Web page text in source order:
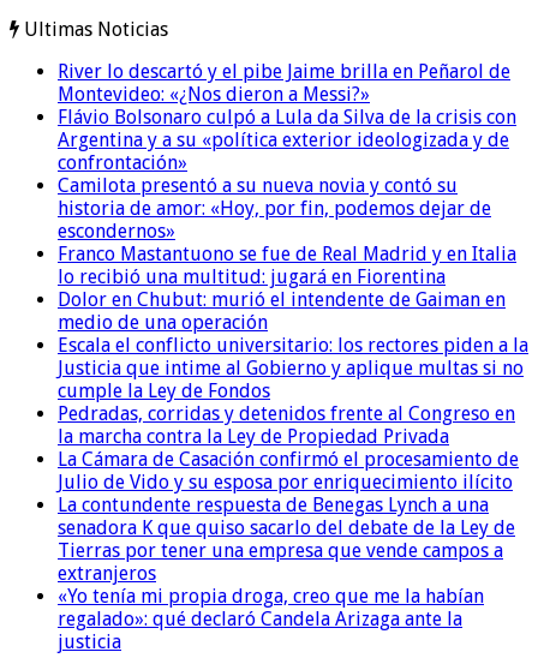
Ultimas Noticias
River lo descartó y el pibe Jaime brilla en Peñarol de
Montevideo: «¿Nos dieron a Messi?»
Flávio Bolsonaro culpó a Lula da Silva de la crisis con
Argentina y a su «política exterior ideologizada y de
confrontación»
Camilota presentó a su nueva novia y contó su
historia de amor: «Hoy, por fin, podemos dejar de
escondernos»
Franco Mastantuono se fue de Real Madrid y en Italia
lo recibió una multitud: jugará en Fiorentina
Dolor en Chubut: murió el intendente de Gaiman en
medio de una operación
Escala el conflicto universitario: los rectores piden a la
Justicia que intime al Gobierno y aplique multas si no
cumple la Ley de Fondos
Pedradas, corridas y detenidos frente al Congreso en
la marcha contra la Ley de Propiedad Privada
La Cámara de Casación confirmó el procesamiento de
Julio de Vido y su esposa por enriquecimiento ilícito
La contundente respuesta de Benegas Lynch a una
senadora K que quiso sacarlo del debate de la Ley de
Tierras por tener una empresa que vende campos a
extranjeros
«Yo tenía mi propia droga, creo que me la habían
regalado»: qué declaró Candela Arizaga ante la
justicia